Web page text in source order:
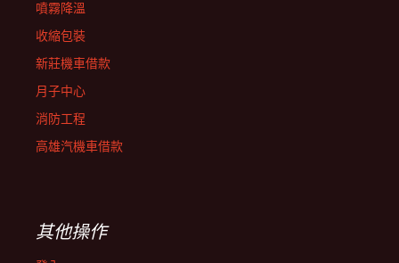
噴霧降溫
收縮包裝
新莊機車借款
月子中心
消防工程
高雄汽機車借款
其他操作